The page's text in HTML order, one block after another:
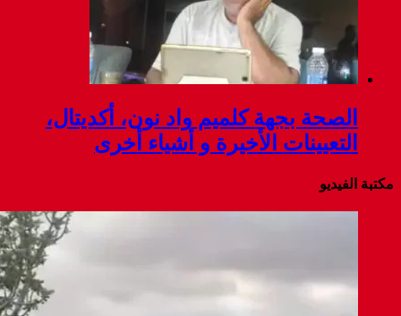
الصحة بجهة كلميم واد نون، أكديتال،
التعيينات الأخيرة و أشياء أخرى
مكتبة الفيديو